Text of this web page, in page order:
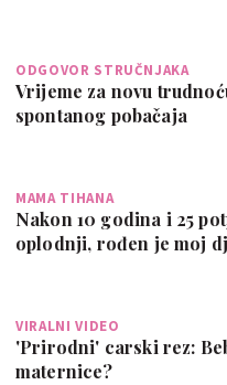
ODGOVOR STRUČNJAKA
Vrijeme za novu
spontanog pobačaja
MAMA TIHANA
Nakon 10 godina i 25
oplodnji, rođen je moj
VIRALNI VIDEO
'Prirodni' carski rez:
maternice?